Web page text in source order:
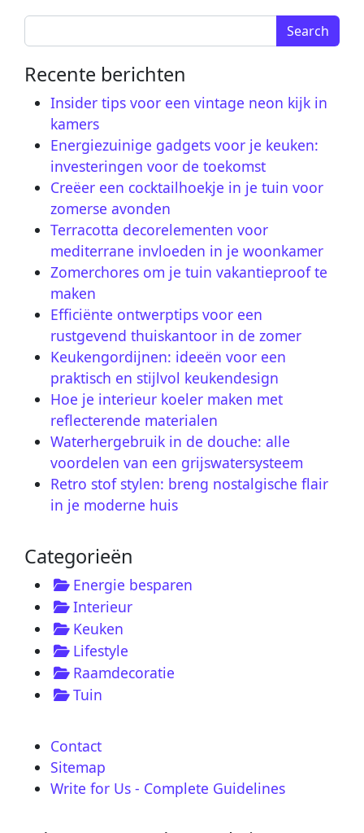
Search for:
Recente berichten
Insider tips voor een vintage neon kijk in
kamers
Energiezuinige gadgets voor je keuken:
investeringen voor de toekomst
Creëer een cocktailhoekje in je tuin voor
zomerse avonden
Terracotta decorelementen voor
mediterrane invloeden in je woonkamer
Zomerchores om je tuin vakantieproof te
maken
Efficiënte ontwerptips voor een
rustgevend thuiskantoor in de zomer
Keukengordijnen: ideeën voor een
praktisch en stijlvol keukendesign
Hoe je interieur koeler maken met
reflecterende materialen
Waterhergebruik in de douche: alle
voordelen van een grijswatersysteem
Retro stof stylen: breng nostalgische flair
in je moderne huis
Categorieën
Energie besparen
Interieur
Keuken
Lifestyle
Raamdecoratie
Tuin
Contact
Sitemap
Write for Us - Complete Guidelines